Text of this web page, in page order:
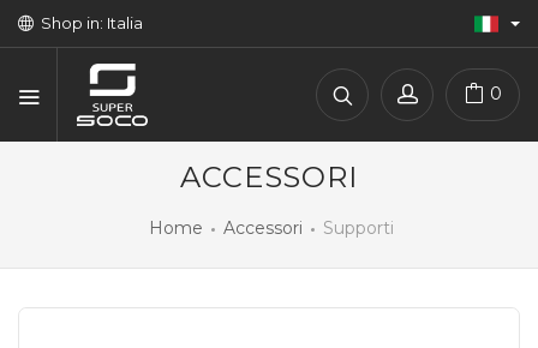
Shop in: Italia
0
ACCESSORI
Home Accessori Supporti